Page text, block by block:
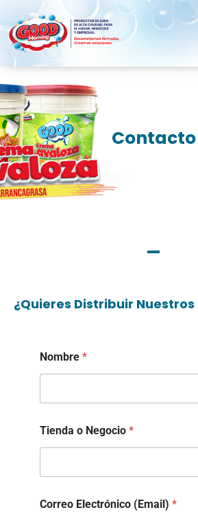
Contacto
¿Quieres Distribuir
Nombre *
Tienda o Negocio *
Correo Electrónico (Email) *